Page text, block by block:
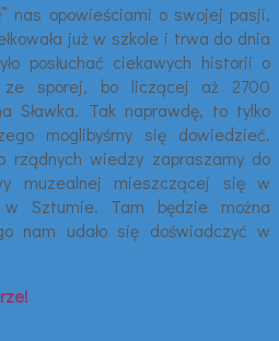
nas opowieściami o swojej pasji,
już w szkole i trwa do dnia
posłuchać ciekawych historii o
ze sporej, bo liczącej aż 2700
Sławka. Tak naprawdę, to tylko
moglibyśmy się dowiedzieć.
rządnych wiedzy zapraszamy do
muzealnej mieszczącej się w
w Sztumie. Tam będzie można
nam udało się doświadczyć w